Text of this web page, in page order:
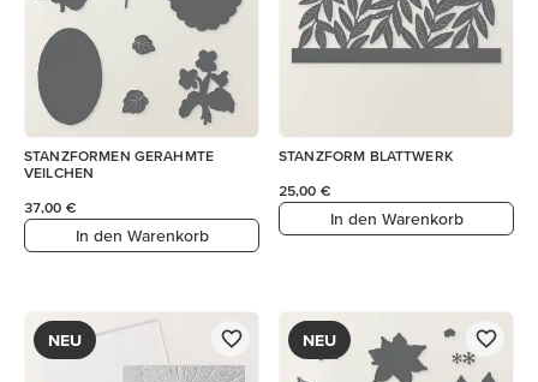
STANZFORMEN GERAHMTE
VEILCHEN
37,00 €
In den Warenkorb
STANZFORM BLATTWERK
25,00 €
In den Warenkorb
NEU NEU